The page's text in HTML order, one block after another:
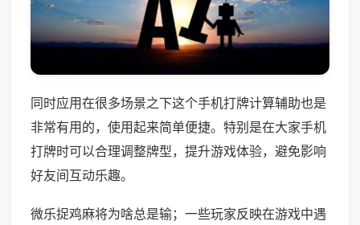
同时应用在很多场景之下这个手机打牌计算辅助也是
非常有用的，使用起来简单便捷。特别是在大家手机
打牌时可以合理调整牌型，提升游戏体验，避免影响
好友间互动乐趣。
微乐捉鸡麻将为啥总是输；一些玩家反映在游戏中遇